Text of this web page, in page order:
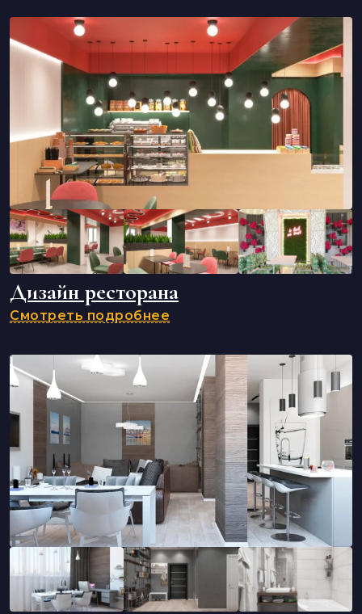
Дизайн ресторана
Смотреть подробнее